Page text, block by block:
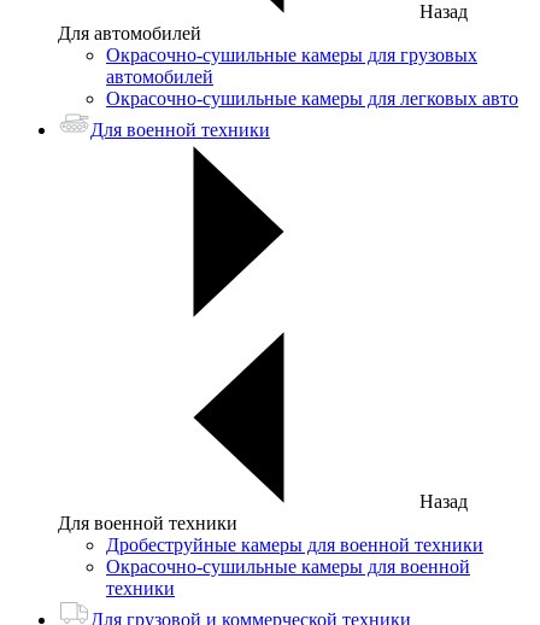
Назад
Для автомобилей
Окрасочно-сушильные камеры для грузовых
автомобилей
Окрасочно-сушильные камеры для легковых авто
Для военной техники
Назад
Для военной техники
Дробеструйные камеры для военной техники
Окрасочно-сушильные камеры для военной
техники
Для грузовой и коммерческой техники